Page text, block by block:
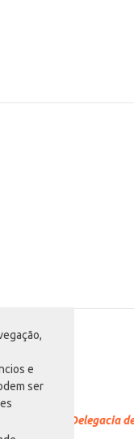
e
ser
ou procure a